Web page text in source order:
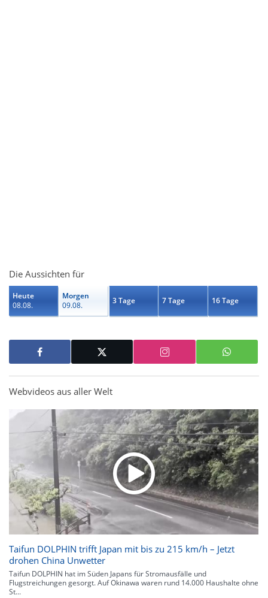
Die Aussichten für
Heute
08.08.
Morgen
09.08.
3 Tage 7 Tage 16 Tage
Webvideos aus aller Welt
Taifun DOLPHIN trifft Japan mit bis zu 215 km/h – Jetzt
drohen China Unwetter
Taifun DOLPHIN hat im Süden Japans für Stromausfälle und
Flugstreichungen gesorgt. Auf Okinawa waren rund 14.000 Haushalte ohne
St...